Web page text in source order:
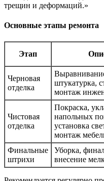
трещин и деформаций.»
Основные этапы ремонта
Этап
Черновая
отделка
штукатурка,
монтаж
Чистовая
отделка
Покраска,
напольных
установка
монтаж
Финальные
штрихи
Уборка,
внесение